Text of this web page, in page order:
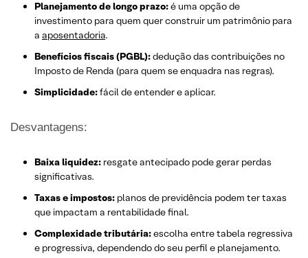
Planejamento de longo prazo:é uma opção de
investimento para quem quer construir um patrimônio para
a aposentadoria.
Benefícios fiscais (PGBL):dedução das contribuições no
Imposto de Renda (para quem se enquadra nas regras).
Simplicidade:fácil de entender e aplicar.
Desvantagens:
Baixa liquidez: resgate antecipado pode gerar perdas
significativas.
Taxas e impostos: planos de previdência podem ter taxas
que impactam a rentabilidade final.
Complexidade tributária:escolha entre tabela regressiva
e progressiva, dependendo do seu perfil e planejamento.